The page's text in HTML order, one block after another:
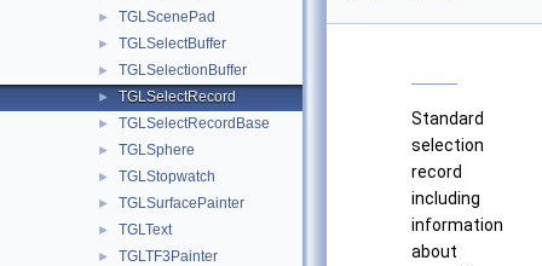
► TGLScenePad
► TGLSelectBuffer
► TGLSelectionBuffer
► TGLSelectRecord
► TGLSelectRecordBase
► TGLSphere
► TGLStopwatch
► TGLSurfacePainter
► TGLText
► TGLTF3Painter
Standard
selection
record
including
information
about